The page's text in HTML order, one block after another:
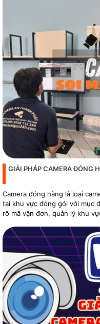
GIẢI PHÁP CAMERA ĐÓNG
Camera đóng hàng là loại
tại khu vực đóng gói với mục
rõ mã vận đơn, quản lý khu